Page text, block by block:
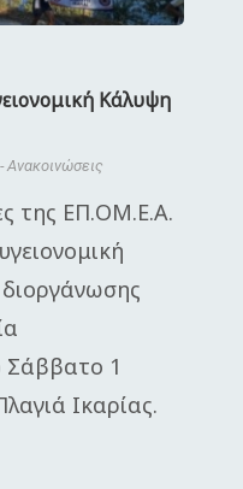
Κάλυψη
Ανακοινώσεις
της ΕΠ.ΟΜ.Ε.Α.
Σάββατο 1
Ικαρίας.